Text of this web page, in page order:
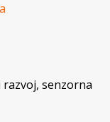
razvoj,senzorna